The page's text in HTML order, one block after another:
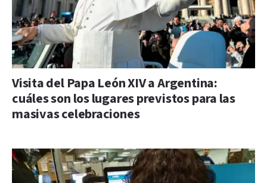
Visita del Papa León XIV a Argentina:
cuáles son los lugares previstos para las
masivas celebraciones